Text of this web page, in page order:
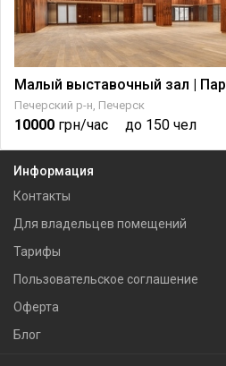
Малый выставочный зал |
Печерский р-н, Печерск
10000 грн/час до 150 чел
Информация
Контакты
Для владельцев помещений
Тарифы
Пользовательское соглашение
Оферта
Блог